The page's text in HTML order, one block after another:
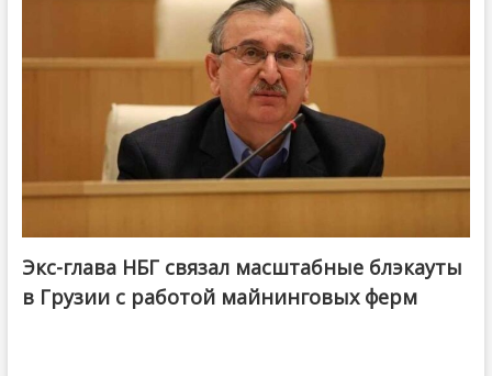
Экс-глава НБГ связал масштабные блэкауты
в Грузии с работой майнинговых ферм